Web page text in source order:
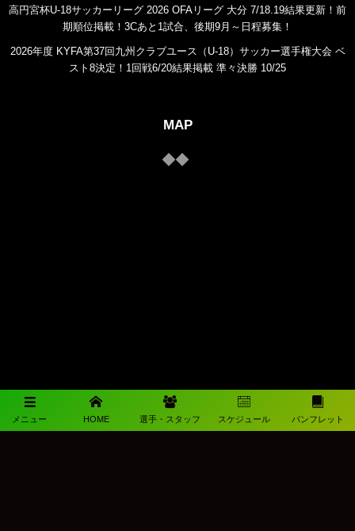
メニュー HOME 選手・スタッフ スケジュール パンフレット
高円宮杯U-18サッカーリーグ 2026 OFAリーグ 大分 7/18.19結果更新！前
期順位掲載！3Cあと1試合、後期9月～日程募集！
2026年度 KYFA第37回九州クラブユース（U-18）サッカー選手権大会 ベ
スト8決定！1回戦6/20結果掲載 準々決勝 10/25
MAP